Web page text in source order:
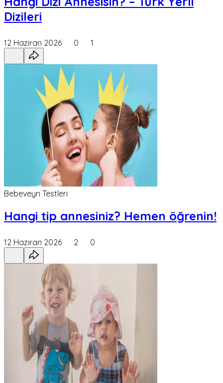
Dizileri
12 Haziran 2026 0 1
Bebeveyn Testleri
Hangi tip annesiniz? Hemen öğrenin!
12 Haziran 2026 2 0